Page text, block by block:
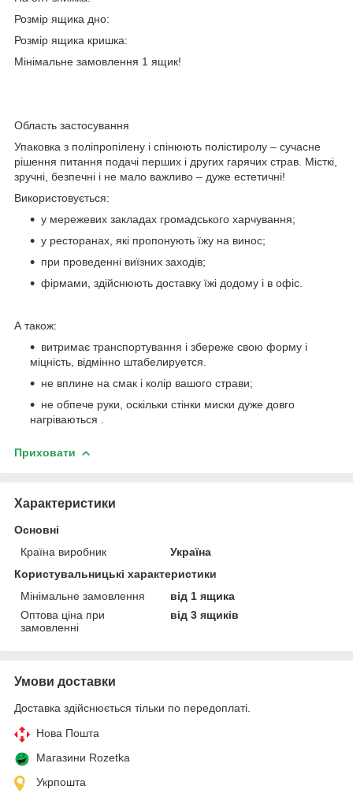
Розмір ящика дно:
Розмір ящика кришка:
Мінімальне замовлення 1 ящик!
Область застосування
Упаковка з поліпропілену і спінюють полістиролу – сучасне
рішення питання подачі перших і других гарячих страв. Місткі,
зручні, безпечні і не мало важливо – дуже естетичні!
Використовується:
у мережевих закладах громадського харчування;
у ресторанах, які пропонують їжу на винос;
при проведенні виїзних заходів;
фірмами, здійснюють доставку їжі додому і в офіс.
А також:
витримає транспортування і збереже свою форму і
міцність, відмінно штабелируется.
не вплине на смак і колір вашого страви;
не обпече руки, оскільки стінки миски дуже довго
нагріваються .
Приховати
Характеристики
Основні
Країна виробник
Україна
Користувальницькі характеристики
Мінімальне замовлення
від 1 ящика
Оптова ціна при
замовленні
від 3 ящиків
Умови доставки
Доставка здійснюється тільки по передоплаті.
Нова Пошта
Магазини Rozetka
Укрпошта